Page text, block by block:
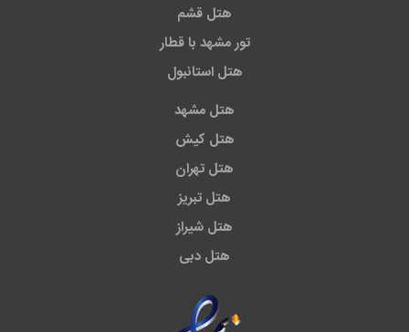
هتل قشم
تور مشهد با قطار
هتل استانبول
هتل مشهد
هتل کیش
هتل تهران
هتل تبریز
هتل شیراز
هتل دبی